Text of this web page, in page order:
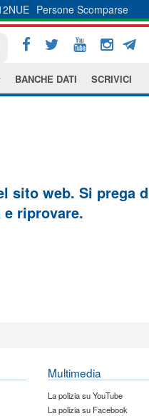
Persone Scomparse
BANCHE DATI SCRIVICI
sito web. Si prega
riprovare.
Multimedia
La polizia su YouTube
La polizia su Facebook